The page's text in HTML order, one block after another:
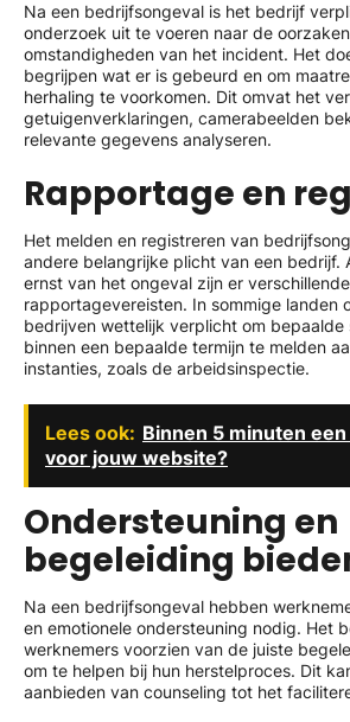
Na een bedrijfsongeval is het bedrijf
onderzoek uit te voeren naar de
omstandigheden van het incident. Het
begrijpen wat er is gebeurd en om
herhaling te voorkomen. Dit omvat het
getuigenverklaringen, camerabeelden
relevante gegevens analyseren.
Rapportage en
Het melden en registreren van
andere belangrijke plicht van een bedrijf.
ernst van het ongeval zijn er verschillende
rapportagevereisten. In sommige landen
bedrijven wettelijk verplicht om bepaalde
binnen een bepaalde termijn te melden
instanties, zoals de arbeidsinspectie.
Lees ook: Binnen 5 minuten
voor jouw website?
Ondersteuning en
begeleiding
Na een bedrijfsongeval hebben
en emotionele ondersteuning nodig. Het
werknemers voorzien van de juiste
om te helpen bij hun herstelproces. Dit
aanbieden van counseling tot het